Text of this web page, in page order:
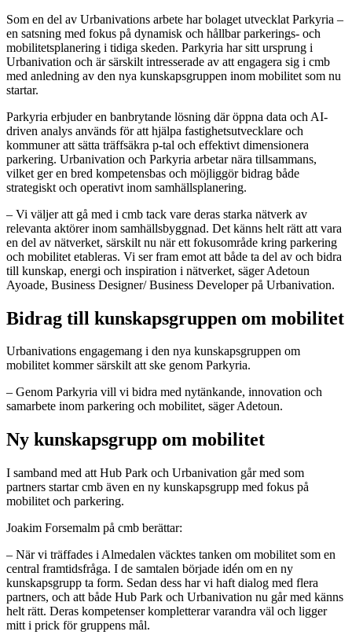
Som en del av Urbanivations arbete har bolaget utvecklat Parkyria –
en satsning med fokus på dynamisk och hållbar parkerings- och
mobilitetsplanering i tidiga skeden. Parkyria har sitt ursprung i
Urbanivation och är särskilt intresserade av att engagera sig i cmb
med anledning av den nya kunskapsgruppen inom mobilitet som nu
startar.
Parkyria erbjuder en banbrytande lösning där öppna data och AI-
driven analys används för att hjälpa fastighetsutvecklare och
kommuner att sätta träffsäkra p-tal och effektivt dimensionera
parkering. Urbanivation och Parkyria arbetar nära tillsammans,
vilket ger en bred kompetensbas och möjliggör bidrag både
strategiskt och operativt inom samhällsplanering.
– Vi väljer att gå med i cmb tack vare deras starka nätverk av
relevanta aktörer inom samhällsbyggnad. Det känns helt rätt att vara
en del av nätverket, särskilt nu när ett fokusområde kring parkering
och mobilitet etableras. Vi ser fram emot att både ta del av och bidra
till kunskap, energi och inspiration i nätverket, säger Adetoun
Ayoade, Business Designer/ Business Developer på Urbanivation.
Bidrag till kunskapsgruppen om mobilitet
Urbanivations engagemang i den nya kunskapsgruppen om
mobilitet kommer särskilt att ske genom Parkyria.
– Genom Parkyria vill vi bidra med nytänkande, innovation och
samarbete inom parkering och mobilitet, säger Adetoun.
Ny kunskapsgrupp om mobilitet
I samband med att Hub Park och Urbanivation går med som
partners startar cmb även en ny kunskapsgrupp med fokus på
mobilitet och parkering.
Joakim Forsemalm på cmb berättar:
– När vi träffades i Almedalen väcktes tanken om mobilitet som en
central framtidsfråga. I de samtalen började idén om en ny
kunskapsgrupp ta form. Sedan dess har vi haft dialog med flera
partners, och att både Hub Park och Urbanivation nu går med känns
helt rätt. Deras kompetenser kompletterar varandra väl och ligger
mitt i prick för gruppens mål.